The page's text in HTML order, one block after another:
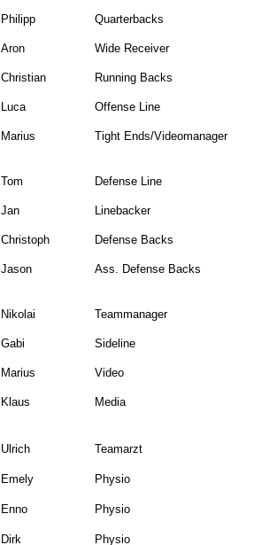
Philipp Quarterbacks
Aron Wide Receiver
Christian Running Backs
Luca Offense Line
Marius Tight Ends/Videomanager
Tom Defense Line
Jan Linebacker
Christoph Defense Backs
Jason Ass. Defense Backs
Nikolai Teammanager
Gabi Sideline
Marius Video
Klaus Media
Ulrich Teamarzt
Emely Physio
Enno Physio
Dirk Physio